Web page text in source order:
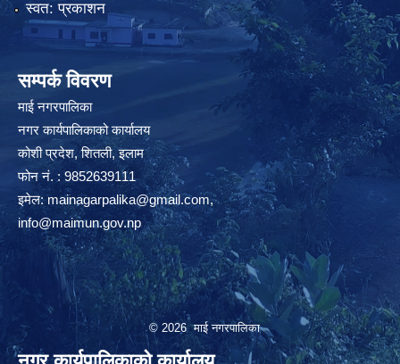
स्वत: प्रकाशन
सम्पर्क विवरण
माई नगरपालिका
नगर कार्यपालिकाको कार्यालय
कोशी प्रदेश, शितली, इलाम
फोन नं. : 9852639111
इमेल:mainagarpalika@gmail.com,
info@maimun.gov.np
© 2026 माई नगरपालिका